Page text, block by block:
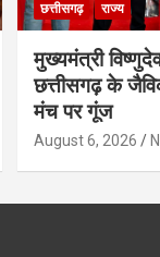
छत्तीसगढ़ राज्य
मुख्यमंत्री
छत्तीसगढ़ के
मंच पर गूंज
August 6, 2026